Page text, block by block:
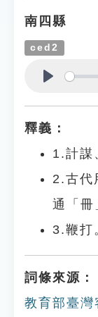
南四縣
ced2
釋義：
1.計謀
2.古代
通「冊
3.鞭打
詞條來源：
教育部臺灣